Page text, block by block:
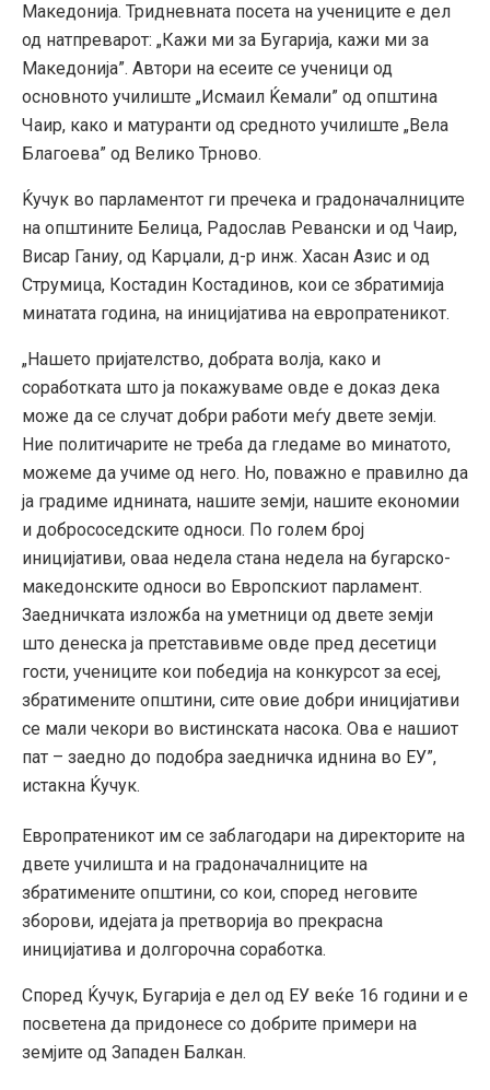
Македонија. Тридневната посета на учениците е дел
од натпреварот: „Кажи ми за Бугарија, кажи ми за
Македонија”. Автори на есеите се ученици од
основното училиште „Исмаил Ќемали” од општина
Чаир, како и матуранти од средното училиште „Вела
Благоева” од Велико Трново.
Ќучук во парламентот ги пречека и градоначалниците
на општините Белица, Радослав Ревански и од Чаир,
Висар Ганиу, од Карџали, д-р инж. Хасан Азис и од
Струмица, Костадин Костадинов, кои се збратимија
минатата година, на иницијатива на европратеникот.
„Нашето пријателство, добрата волја, како и
соработката што ја покажуваме овде е доказ дека
може да се случат добри работи меѓу двете земји.
Ние политичарите не треба да гледаме во минатото,
можеме да учиме од него. Но, поважно е правилно да
ја градиме иднината, нашите земји, нашите економии
и добрососедските односи. По голем број
иницијативи, оваа недела стана недела на бугарско-
македонските односи во Европскиот парламент.
Заедничката изложба на уметници од двете земји
што денеска ја претставивме овде пред десетици
гости, учениците кои победија на конкурсот за есеј,
збратимените општини, сите овие добри иницијативи
се мали чекори во вистинската насока. Ова е нашиот
пат – заедно до подобра заедничка иднина во ЕУ”,
истакна Ќучук.
Европратеникот им се заблагодари на директорите на
двете училишта и на градоначалниците на
збратимените општини, со кои, според неговите
зборови, идејата ја претворија во прекрасна
иницијатива и долгорочна соработка.
Според Ќучук, Бугарија е дел од ЕУ веќе 16 години и е
посветена да придонесе со добрите примери на
земјите од Западен Балкан.